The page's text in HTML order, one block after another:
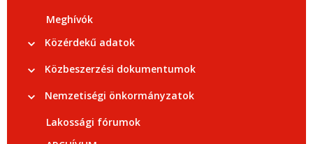
Meghívók
Közérdekű adatok
Közbeszerzési dokumentumok
Nemzetiségi önkormányzatok
Lakossági fórumok